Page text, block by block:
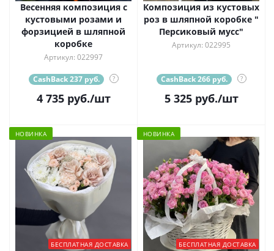
Весенняя композиция с
кустовыми розами и
форзицией в шляпной
коробке
Артикул: 022997
CashBack 237 руб. ?
4 735руб./шт
Композиция из кустовых
роз в шляпной коробке "
Персиковый мусс"
Артикул: 022995
CashBack 266 руб. ?
5 325руб./шт
НОВИНКА
БЕСПЛАТНАЯ ДОСТАВКА
НОВИНКА
БЕСПЛАТНАЯ ДОСТАВКА